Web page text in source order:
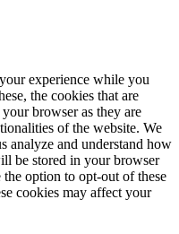
experience while you
the cookies that are
browser as they are
of the website. We
analyze and understand how
be stored in your browser
option to opt-out of these
cookies may affect your